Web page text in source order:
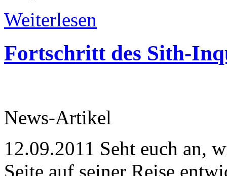
Weiterlesen
Fortschritt des Sith-
News-Artikel
12.09.2011 Seht euch an,
Seite auf seiner Reise